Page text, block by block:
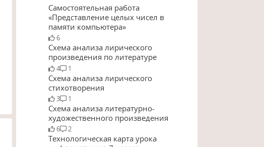
Самостоятельная работа
«Представление целых чисел в
памяти компьютера»
6
Схема анализа лирического
произведения по литературе
4 1
Схема анализа лирического
стихотворения
3 1
Схема анализа литературно-
художественного произведения
6 2
Технологическая карта урока